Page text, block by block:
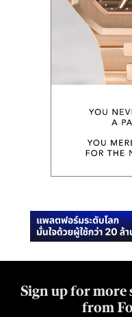
Sign up for more
from